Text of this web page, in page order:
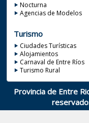
Nocturna
Agencias de Modelos
Turismo
Ciudades Turísticas
Alojamientos
Carnaval de Entre Ríos
Turismo Rural
Provincia de Entre